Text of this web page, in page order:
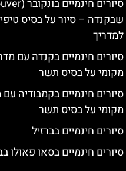
שבקנדה – סיור על בסיס
למדריך
סיורים חינמיים בקנדה עם
מקומי על בסיס תשר
סיורים חינמיים בקמבודיה
מקומי על בסיס תשר
סיורים חינמיים בברזיל
סיורים חינמיים בסאו פאולו